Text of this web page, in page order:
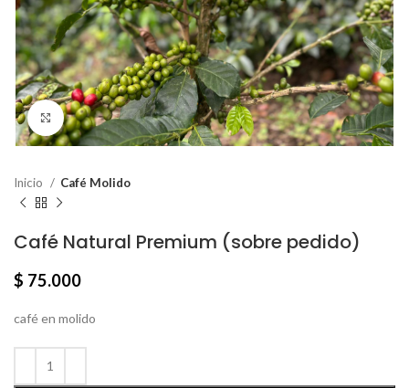
Click to enlarge
Inicio Café Molido
Café Natural Premium (sobre pedido)
$ 75.000
café en molido